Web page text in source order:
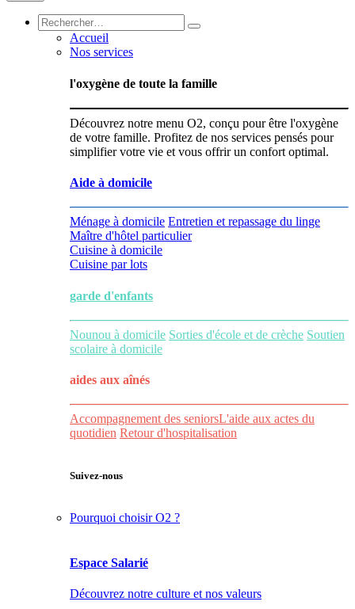
Accueil
Nos services
l'oxygène de toute la famille
Découvrez notre menu O2, conçu pour être l'oxygène
de votre famille. Profitez de nos services pensés pour
simplifier votre vie et vous offrir un confort optimal.
Aide à domicile
Ménage à domicile Entretien et repassage du linge
Maître d'hôtel particulier
Cuisine à domicile
Cuisine par lots
garde d'enfants
Nounou à domicile Sorties d'école et de crèche Soutien
scolaire à domicile
aides aux aînés
Accompagnement des seniorsL'aide aux actes du
quotidien Retour d'hospitalisation
Suivez-nous
Pourquoi choisir O2 ?
Espace Salarié
Découvrez notre culture et nos valeurs